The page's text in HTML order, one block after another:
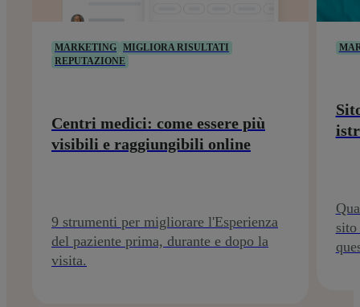
MARKETING MIGLIORA RISULTATI
REPUTAZIONE
Centri medici: come essere più
visibili e raggiungibili online
9 strumenti per migliorare l'Esperienza
del paziente prima, durante e dopo la
visita.